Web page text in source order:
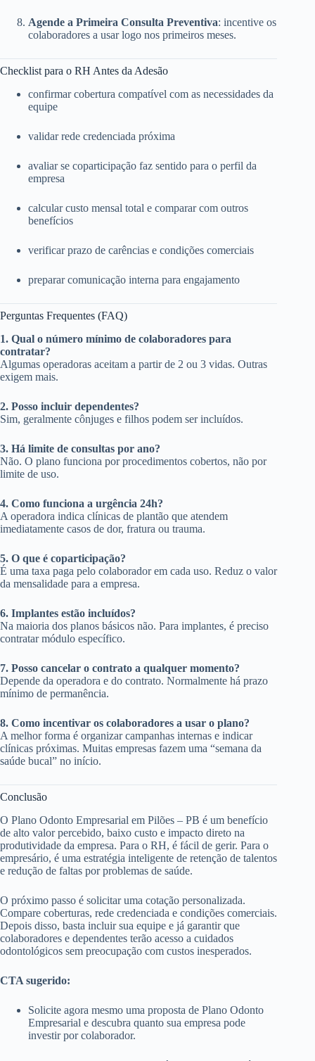
Agende a Primeira Consulta Preventiva: incentive os
colaboradores a usar logo nos primeiros meses.
Checklist para o RH Antes da Adesão
confirmar cobertura compatível com as necessidades da
equipe
validar rede credenciada próxima
avaliar se coparticipação faz sentido para o perfil da
empresa
calcular custo mensal total e comparar com outros
benefícios
verificar prazo de carências e condições comerciais
preparar comunicação interna para engajamento
Perguntas Frequentes (FAQ)
1. Qual o número mínimo de colaboradores para
contratar?
Algumas operadoras aceitam a partir de 2 ou 3 vidas. Outras
exigem mais.
2. Posso incluir dependentes?
Sim, geralmente cônjuges e filhos podem ser incluídos.
3. Há limite de consultas por ano?
Não. O plano funciona por procedimentos cobertos, não por
limite de uso.
4. Como funciona a urgência 24h?
A operadora indica clínicas de plantão que atendem
imediatamente casos de dor, fratura ou trauma.
5. O que é coparticipação?
É uma taxa paga pelo colaborador em cada uso. Reduz o valor
da mensalidade para a empresa.
6. Implantes estão incluídos?
Na maioria dos planos básicos não. Para implantes, é preciso
contratar módulo específico.
7. Posso cancelar o contrato a qualquer momento?
Depende da operadora e do contrato. Normalmente há prazo
mínimo de permanência.
8. Como incentivar os colaboradores a usar o plano?
A melhor forma é organizar campanhas internas e indicar
clínicas próximas. Muitas empresas fazem uma “semana da
saúde bucal” no início.
Conclusão
O Plano Odonto Empresarial em Pilões – PB é um benefício
de alto valor percebido, baixo custo e impacto direto na
produtividade da empresa. Para o RH, é fácil de gerir. Para o
empresário, é uma estratégia inteligente de retenção de talentos
e redução de faltas por problemas de saúde.
O próximo passo é solicitar uma cotação personalizada.
Compare coberturas, rede credenciada e condições comerciais.
Depois disso, basta incluir sua equipe e já garantir que
colaboradores e dependentes terão acesso a cuidados
odontológicos sem preocupação com custos inesperados.
CTA sugerido:
Solicite agora mesmo uma proposta de Plano Odonto
Empresarial e descubra quanto sua empresa pode
investir por colaborador.